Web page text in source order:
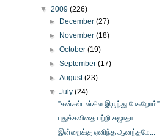
▼ 2009 (226)
►
December(27)
►
November(18)
►October(19)
►September(17)
►August(23)
▼July(24)
”கன்சல்டன்சில இருந்து பேசுறோம்”
புதுக்கவிதை பற்றி சுஜாதா
இன்றைக்கு ஏனிந்த ஆனந்தமே...